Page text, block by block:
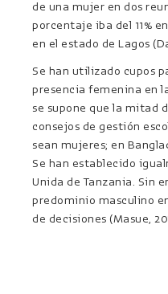
de una mujer en dos
porcentaje iba del 11%
en el estado de Lagos
Se han utilizado cupos
presencia femenina en
se supone que la mitad
consejos de gestión
sean mujeres; en
Se han establecido
Unida de Tanzania. Sin
predominio masculino
de decisiones (Masue,